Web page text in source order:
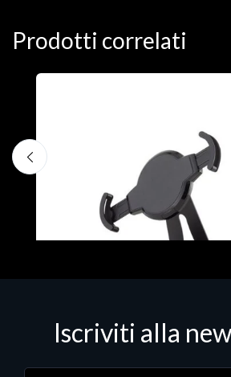
Prodotti correlati
Iscriviti alla